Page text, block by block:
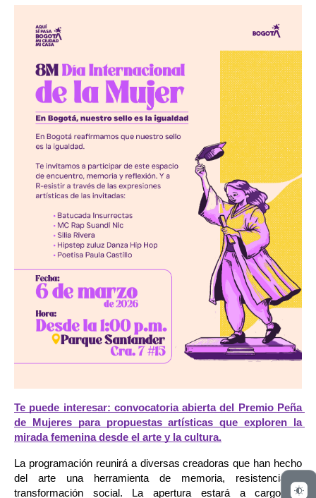
Te puede interesar: convocatoria abierta del Premio Peña
de Mujeres para propuestas artísticas que exploren la
mirada femenina desde el arte y la cultura.
La programación reunirá a diversas creadoras que han hecho
del arte una herramienta de memoria, resistencia y
transformación social. La apertura estará a cargo de